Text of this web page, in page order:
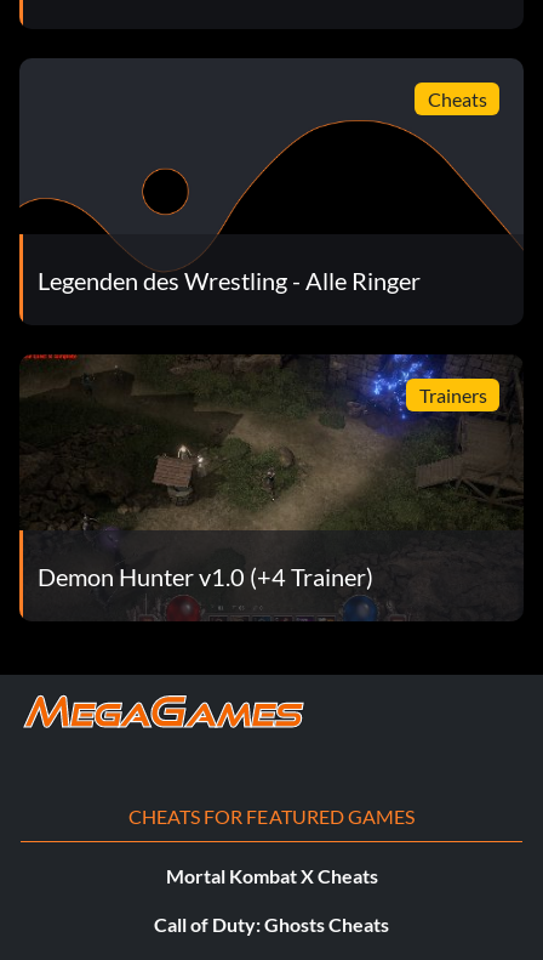
Cheats
Legenden des Wrestling - Alle Ringer
Trainers
Demon Hunter v1.0 (+4 Trainer)
CHEATS FOR FEATURED GAMES
Mortal Kombat X Cheats
Call of Duty: Ghosts Cheats